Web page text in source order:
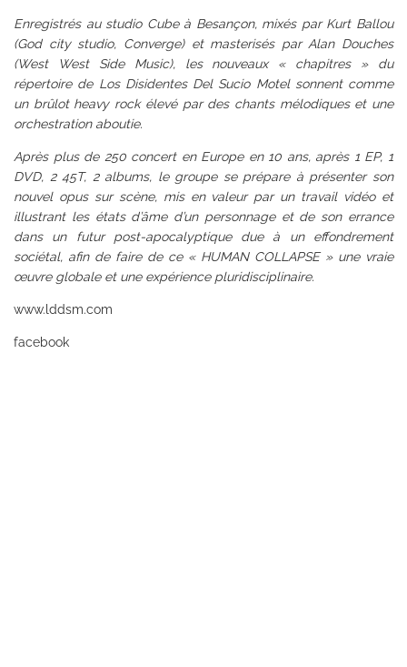
Enregistrés au studio Cube à Besançon, mixés par Kurt Ballou
(God city studio, Converge) et masterisés par Alan Douches
(West West Side Music), les nouveaux « chapitres » du
répertoire de Los Disidentes Del Sucio Motel sonnent comme
un brûlot heavy rock élevé par des chants mélodiques et une
orchestration aboutie.
Après plus de 250 concert en Europe en 10 ans, après 1 EP, 1
DVD, 2 45T, 2 albums, le groupe se prépare à présenter son
nouvel opus sur scène, mis en valeur par un travail vidéo et
illustrant les états d’âme d’un personnage et de son errance
dans un futur post-apocalyptique due à un effondrement
sociétal, afin de faire de ce « HUMAN COLLAPSE » une vraie
œuvre globale et une expérience pluridisciplinaire.
www.lddsm.com
facebook